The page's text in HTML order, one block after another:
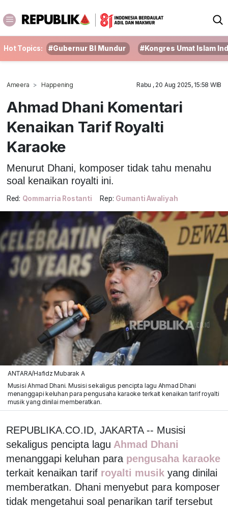
Hot Topics: #Gubernur BI Mundur #Kongres Umat Islam
Ameera Happening Rabu , 20 Aug 2025, 15:58 WIB
Ahmad Dhani Komentari
Kenaikan Tarif Royalti
Karaoke
Menurut Dhani, komposer tidak tahu menahu
soal kenaikan royalti ini.
Red: Qommarria Rostanti Rep: Gumanti Awaliyah
ANTARA/Hafidz Mubarak A
Musisi Ahmad Dhani. Musisi sekaligus pencipta lagu Ahmad Dhani
menanggapi keluhan para pengusaha karaoke terkait kenaikan tarif royalti
musik yang dinilai memberatkan.
REPUBLIKA.CO.ID, JAKARTA -- Musisi
sekaligus pencipta lagu Ahmad Dhani
menanggapi keluhan para pengusaha karaoke
terkait kenaikan tarif royalti musik yang dinilai
memberatkan. Dhani menyebut para komposer
tidak mengetahui soal penarikan tarif tersebut